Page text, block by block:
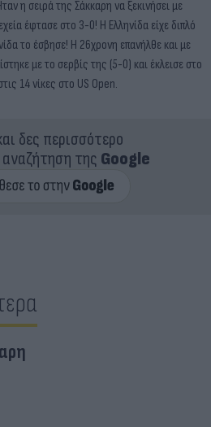
η σειρά της Σάκκαρη να ξεκινήσει με
έφτασε στο 3-0! Η Ελληνίδα είχε διπλό
το έσβησε! Η 26χρονη επανήλθε και με
με το σερβίς της (5-0) και έκλεισε στο
14 νίκες στο US Open.
δες περισσότερο
της Google